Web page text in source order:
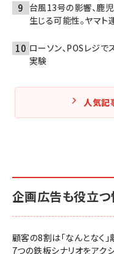
台風13号の影響、鹿
生じる可能性。ヤマ
ローソン、POSレジ
実験
人気記
企画広告も役立つ
顧客の8割は「なんとなく
7つの鉄板シナリオをアク